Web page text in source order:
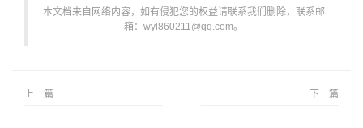
本文档来自网络内容，如有侵犯您的权益请联系我们删除，联系邮
箱：wyl860211@qq.com。
上一篇 下一篇